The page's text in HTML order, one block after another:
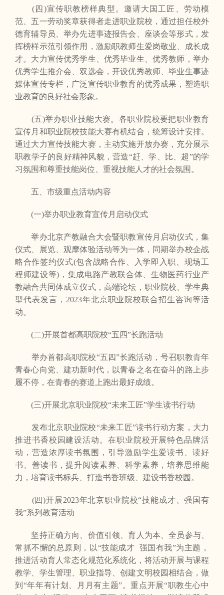
(四)宣传职教榜样典型。邀请大国工匠、劳动模
范、五一劳动奖章获得者走进职业院校，通过担任校外
德育辅导员、举办先进事迹报告会、座谈会等形式，发
挥榜样示范引领作用，激励职教师生爱岗敬业、成长成
才。大力宣传优秀学生、优秀毕业生、优秀教师，举办
优秀学生推介会、双选会，开设优秀教师、毕业生事迹
媒体宣传专栏，广泛宣传职业教育的优秀成果，塑造职
业教育的良好社会形象。
(五)举办职业技能大赛。各职业院校要把职业教育
宣传月和职业院校技能大赛有机结合，统筹设计安排。
通过大力宣传技能大赛，主动实施开放办赛，充分展示
职教学子的良好精神风貌，营造“赶、学、比、超”的学
习氛围和尊重技能岗位、重视技能人才的社会氛围。
五、市级重点活动内容
(一)举办职业教育宣传月启动仪式
举办北京产教融合大会暨职教宣传月启动仪式，集
仪式、展览、观摩体验活动等为一体，同期举办校企战
略合作签约仪式(包含战略合作、入学即入职、现场工
程师建设等)，集成电路产教联合体、生物医药行业产
教融合共同体成立仪式，高端论坛，职业院校、学生典
型代表发言，2023年北京职业院校联合招生咨询等活
动。
(二)开展首都高职院校“五四”长跑活动
举办首都高职院校“五四”长跑活动，号召职教青年
青春心向党、建功新时代，以青春之名在奋斗的路上步
履不停，在青春的赛道上跑出最好成绩。
(三)开展北京职业院校“未来工匠”学生读书行动
发布北京职业院校“未来工匠”读书行动方案，大力
推进书香校园建设活动。在职业院校开展特色品牌活
动，营造浓厚读书氛围，引导激励学生爱读书、读好
书、善读书，提升阅读素养、科学素养，培养思维能
力，培育读书标兵、打造书香班级、建设书香校园。
(四)开展2023年北京职业院校“技能成才、强国有
我”系列教育活动
坚持正确方向、价值引领、育人为本、全员参与、
常抓不懈的总原则，以“技能成才 强国有我”为主题，
推进活动育人常态化规范化系统化，将活动开展与课程
教学、学生管理、职业指导、创建文明校园相结合，做
到“年年有计划、月月有主题”。重点开展“职教生心中